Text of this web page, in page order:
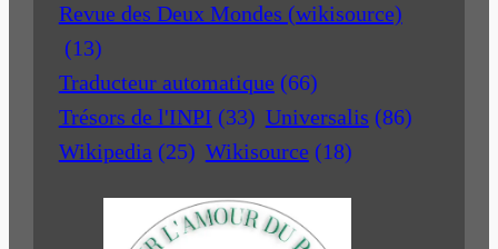
Revue des Deux Mondes (wikisource)
(13)
Traducteur automatique (66)
Trésors de l'INPI (33) Universalis (86)
Wikipedia (25) Wikisource (18)